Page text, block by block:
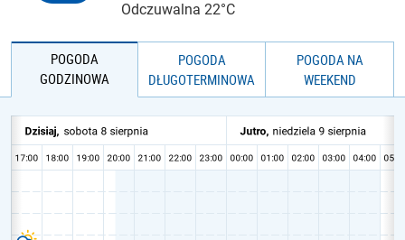
Odczuwalna 22°C
POGODA
GODZINOWA
POGODA
DŁUGOTERMINOWA
POGODA NA
WEEKEND